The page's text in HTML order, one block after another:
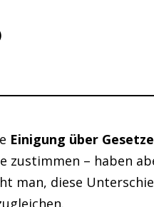
Einigung über
zustimmen – haben
man, diese